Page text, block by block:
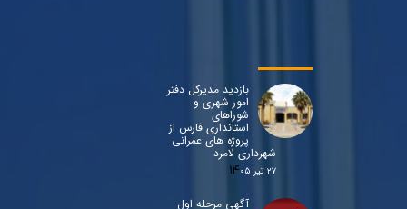
بازدید مدیرکل دفتر
امور شهری و
شوراهای
استانداری فارس از
پروژه های عمرانی
شهرداری لامرد
۲۷ تیر ۰۵
آگهی مرحله اول